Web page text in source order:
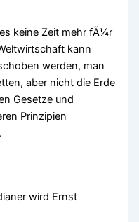
keine Zeit mehr fÃ¼r
kann
werden, man
aber nicht die Erde
Gesetze und
Prinzipien
wird Ernst